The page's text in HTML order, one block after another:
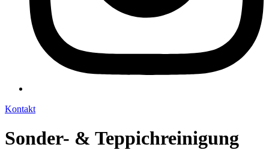
Kontakt
Sonder- & Teppichreinigung